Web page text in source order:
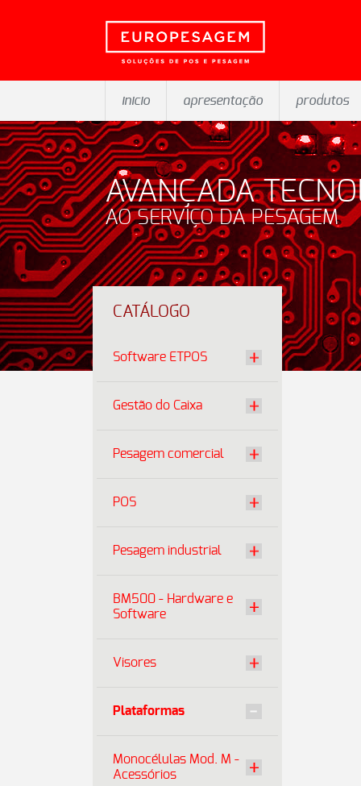
inicio apresentação produtos
AVANÇADA
AO SERVIÇO DA PESAGEM
CATÁLOGO
Software ETPOS
Gestão do Caixa
Pesagem comercial
POS
Pesagem industrial
BM500 - Hardware e
Software
Visores
Plataformas
Monocélulas Mod. M -
Acessórios